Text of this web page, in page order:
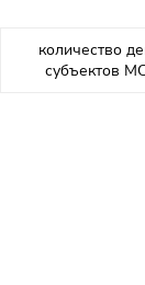
количество
субъектов